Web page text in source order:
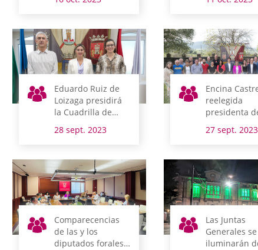
Alavesa
Eduardo Ruiz de
Loizaga presidirá
la Cuadrilla de
28 sept. 2023
Encina
reelegida
presidenta
27 sept. 2023
Comparecencias
de las y los
diputados forales
Las Juntas
Generales se
iluminarán